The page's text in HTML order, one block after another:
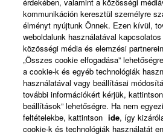
Magyarország - English
Business
kommunikáción keresztül személyre
élményt nyújtunk Önnek. Ezen kívül,
weboldalunk használatával
közösségi média és elemzési
„Összes cookie elfogadása”
a cookie-k és egyéb technológiák
használatával vagy beállításai
további információkért kérjük,
beállítások” lehetőségre. Ha nem
feltételekbe, kattintson ide, így
cookie-k és technológiák használatát